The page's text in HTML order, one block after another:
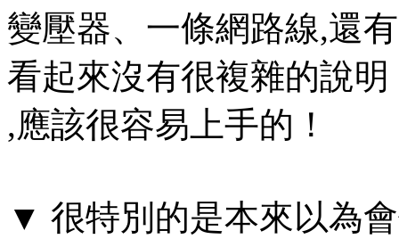
變壓器、一條網路線,還
看起來沒有很複雜的說明
,應該很容易上手的！
▼ 很特別的是本來以為